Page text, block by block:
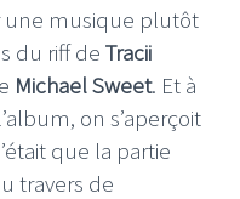
une musique plutôt
du riff de Tracii
Michael Sweet. Et à
on s’aperçoit
que la partie
travers de